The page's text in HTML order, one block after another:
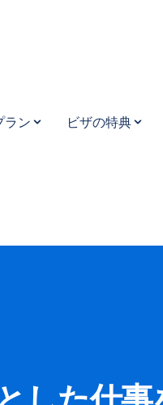
ラン ビザの特典